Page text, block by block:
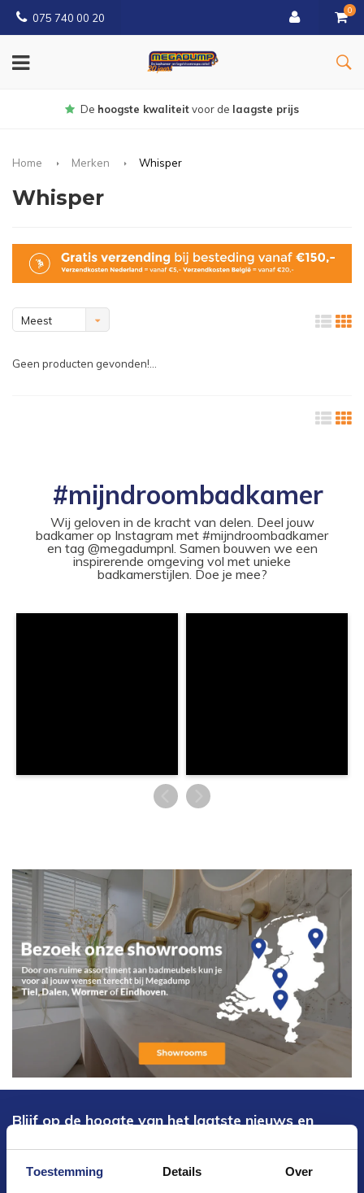
Toestemming Details Over
075 740 00 20
0
Gratisbezorgd vanaf € 150
Home Merken Whisper
Whisper
Meest
Geen producten gevonden!...
#mijndroombadkamer
Wij geloven in de kracht van delen. Deel jouw
badkamer op Instagram met #mijndroombadkamer
en tag @megadumpnl. Samen bouwen we een
inspirerende omgeving vol met unieke
badkamerstijlen. Doe je mee?
Blijf op de hoogte van het laatste nieuws en
Verstuur